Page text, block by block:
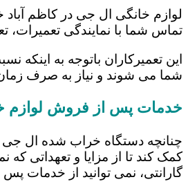
لوازم خانگی ال جی در کاظم
تماس شما با نمایندگی
این تعمیرکاران باتوجه به اینکه
شما می شوند و نیاز به صرف
خدمات پس از فروش لوازم
چنانچه دستگاه خراب شده ال جی
کمک کند تا از مزایا و تعهداتی
گارانتی، نمی توانید از خدمات